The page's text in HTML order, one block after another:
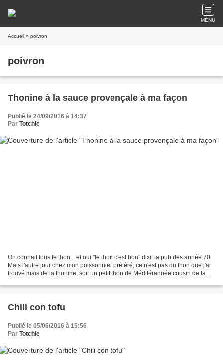
MENU
Accueil » poivron
poivron
Thonine à la sauce provençale à ma façon
Publié le 24/09/2016 à 14:37
Par Totchie
On connait tous le thon... et oui "le thon c'est bon" dixit la pub des année 70.
Mais l'autre jour chez mon poissonnier préféré, ce n'est pas du thon que j'ai
trouvé mais de la thonine, soit un petit thon de Méditérannée cousin de la
Chili con tofu
Publié le 05/06/2016 à 15:56
Par Totchie